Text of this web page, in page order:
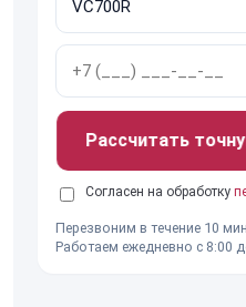
Рассчитать
Согласен на обработку
Перезвоним в течение 10
Работаем ежедневно с 8:00